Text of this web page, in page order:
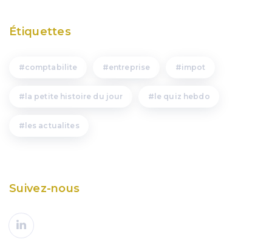
Étiquettes
comptabilite entreprise impot
la petite histoire du jour le quiz hebdo
les actualites
Suivez-nous